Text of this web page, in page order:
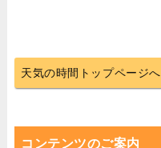
天気の時間トップページへ
コンテンツのご案内